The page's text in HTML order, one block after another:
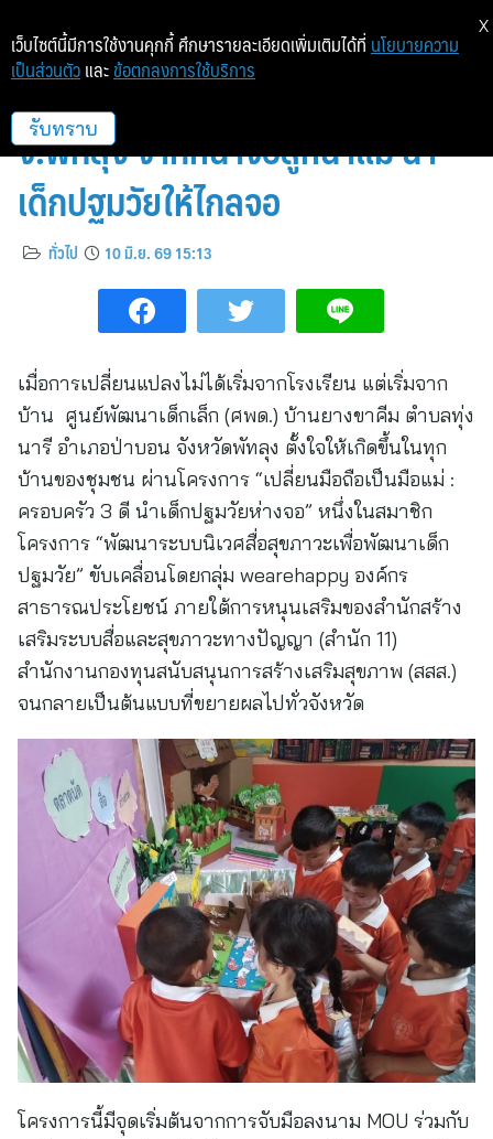
สสส.สานพลังบ้านยางขาคีม
จ.พัทลุง จากหน้าจอสู่หน้าแม่ นำ
เด็กปฐมวัยให้ไกลจอ
ทั่วไป 10 มิ.ย. 69 15:13
เมื่อการเปลี่ยนแปลงไม่ได้เริ่มจากโรงเรียน แต่เริ่มจาก
บ้าน ศูนย์พัฒนาเด็กเล็ก (ศพด.) บ้านยางขาคีม ตำบลทุ่ง
นารี อำเภอป่าบอน จังหวัดพัทลุง ตั้งใจให้เกิดขึ้นในทุก
บ้านของชุมชน ผ่านโครงการ “เปลี่ยนมือถือเป็นมือแม่ :
ครอบครัว 3 ดี นำเด็กปฐมวัยห่างจอ” หนึ่งในสมาชิก
โครงการ “พัฒนาระบบนิเวศสื่อสุขภาวะเพื่อพัฒนาเด็ก
ปฐมวัย” ขับเคลื่อนโดยกลุ่ม wearehappy องค์กร
สาธารณประโยชน์ ภายใต้การหนุนเสริมของสำนักสร้าง
เสริมระบบสื่อและสุขภาวะทางปัญญา (สำนัก 11)
สำนักงานกองทุนสนับสนุนการสร้างเสริมสุขภาพ (สสส.)
จนกลายเป็นต้นแบบที่ขยายผลไปทั่วจังหวัด
โครงการนี้มีจุดเริ่มต้นจากการจับมือลงนาม MOU ร่วมกับ
เว็บไซต์นี้มีการใช้งานคุกกี้ ศึกษารายละเอียดเพิ่มเติมได้ที่ นโยบายความ
เป็นส่วนตัว และ ข้อตกลงการใช้บริการ
รับทราบ
X